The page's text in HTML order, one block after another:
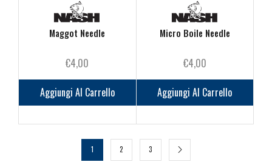
Maggot Needle
€4,00
Aggiungi Al Carrello
Micro Boile Needle
€4,00
Aggiungi Al Carrello
1 2 3